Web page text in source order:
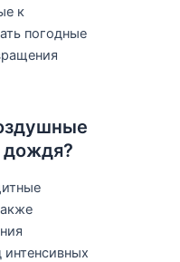
к
погодные
дождя?
интенсивных